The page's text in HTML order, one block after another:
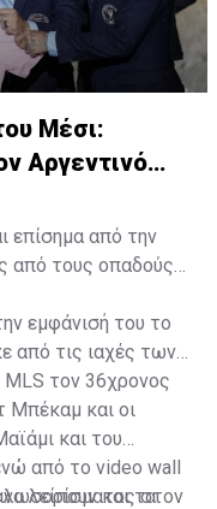
Μέσι:
Αργεντινό
επίσημα από την
από τους οπαδούς
εμφάνισή του το
από τις ιαχές των
τον 36χρονος
Μπέκαμ και οι
και του
από το video wall
στον
λείπουν και τα